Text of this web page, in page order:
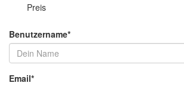
Preis
Benutzername*
Email*